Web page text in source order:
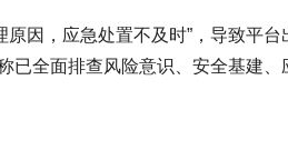
因，应急处置不及时”，导致平
已全面排查风险意识、安全基建、